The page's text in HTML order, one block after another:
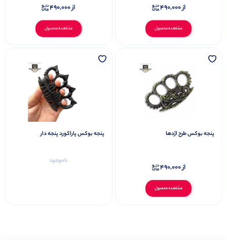
مشاهده محصول
از490,000
مشاهده محصول
از490,000
پنجه بوکس طرح اژدها
مشاهده محصول
از490,000
پنجه بوکس پاراکورد پنجه دار
ناموجود